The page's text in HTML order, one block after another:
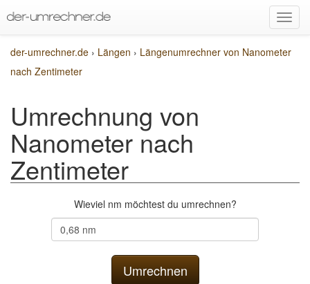
der-umrechner.de › Längen › Längenumrechner von Nanometer
nach Zentimeter
Umrechnung von
Nanometer nach
Zentimeter
Wieviel nm möchtest du umrechnen?